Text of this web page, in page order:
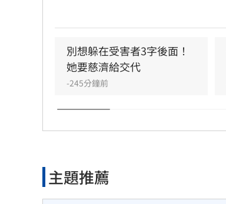
手法。
別想躲在受害者3字後面！
她要慈濟給交代
-245分鐘前
主題推薦